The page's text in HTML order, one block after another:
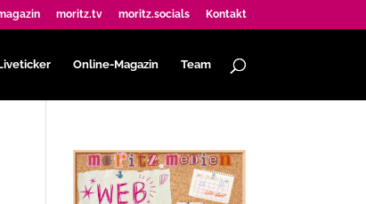
moritz.tv moritz.socials Kontakt
Online-Magazin Team